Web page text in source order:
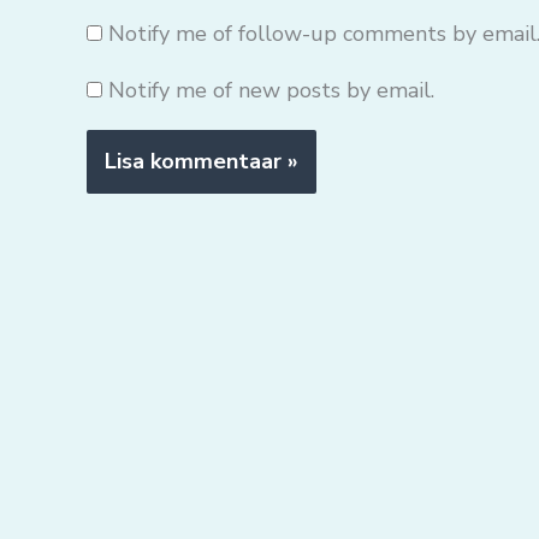
Notify me of follow-up comments by email.
Notify me of new posts by email.